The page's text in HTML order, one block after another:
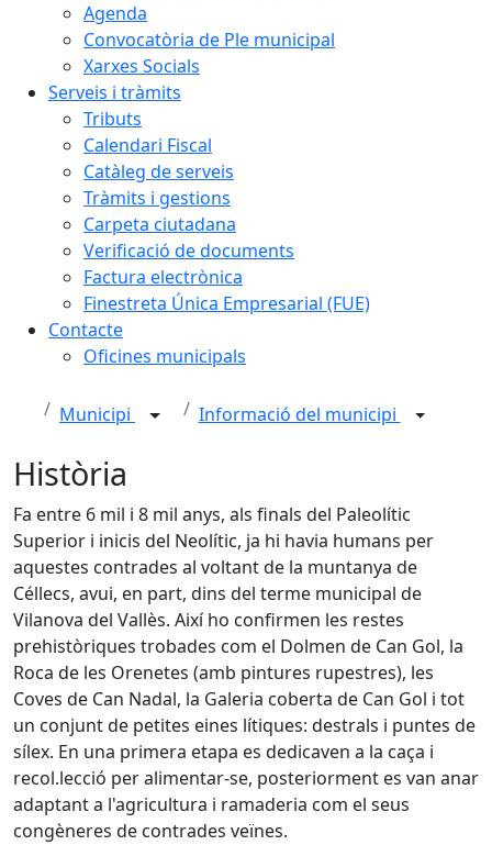
Agenda
Convocatòria de Ple municipal
Xarxes Socials
Serveis i tràmits
Tributs
Calendari Fiscal
Catàleg de serveis
Tràmits i gestions
Carpeta ciutadana
Verificació de documents
Factura electrònica
Finestreta Única Empresarial (FUE)
Contacte
Oficines municipals
Municipi Informació del municipi
Història
Fa entre 6 mil i 8 mil anys, als finals del Paleolític
Superior i inicis del Neolític, ja hi havia humans per
aquestes contrades al voltant de la muntanya de
Céllecs, avui, en part, dins del terme municipal de
Vilanova del Vallès. Així ho confirmen les restes
prehistòriques trobades com el Dolmen de Can Gol, la
Roca de les Orenetes (amb pintures rupestres), les
Coves de Can Nadal, la Galeria coberta de Can Gol i tot
un conjunt de petites eines lítiques: destrals i puntes de
sílex. En una primera etapa es dedicaven a la caça i
recol.lecció per alimentar-se, posteriorment es van anar
adaptant a l'agricultura i ramaderia com el seus
congèneres de contrades veïnes.